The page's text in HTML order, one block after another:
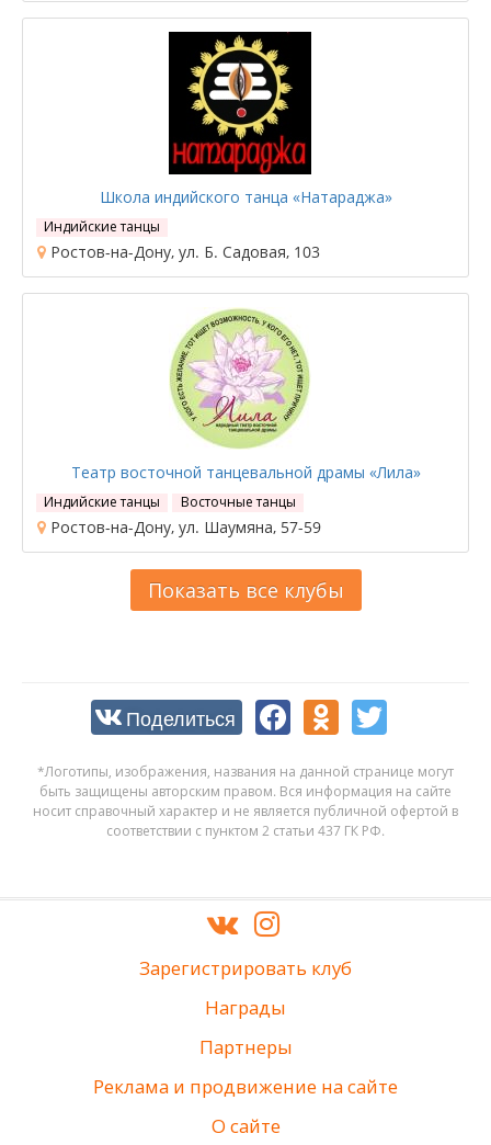
Школа индийского танца «Натараджа»
Индийские танцы
Ростов-на-Дону, ул. Б. Садовая, 103
Театр восточной танцевальной драмы «Лила»
Индийские танцы Восточные танцы
Ростов-на-Дону, ул. Шаумяна, 57-59
Показать все клубы
Поделиться
*Логотипы, изображения, названия на данной странице могут
быть защищены авторским правом. Вся информация на сайте
носит справочный характер и не является публичной офертой в
соответствии с пунктом 2 статьи 437 ГК РФ.
Зарегистрировать клуб
Награды
Партнеры
Реклама и продвижение на сайте
О сайте